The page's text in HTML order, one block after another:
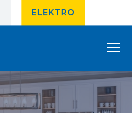
ELEKTRO